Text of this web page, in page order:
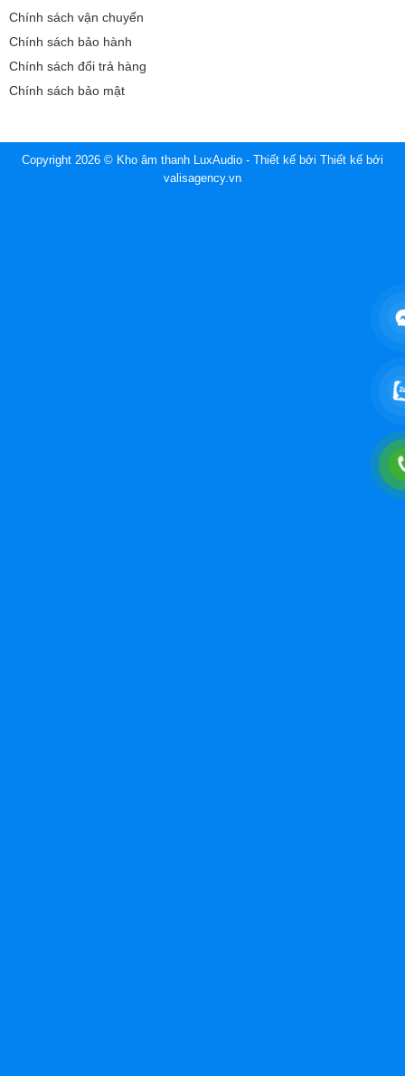
Chính sách vận chuyển
Chính sách bảo hành
Chính sách đổi trả hàng
Chính sách bảo mật
Copyright 2026 © Kho âm thanh LuxAudio - Thiết kế bởi Thiết kế bởi
valisagency.vn